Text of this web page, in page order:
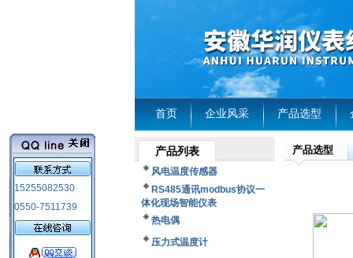
首页 企业风采 产品选型
15255082530
0550-7511739
产品列表
风电温度传感器
RS485通讯modbus协议一
体化现场智能仪表
热电偶
压力式温度计
产品选型